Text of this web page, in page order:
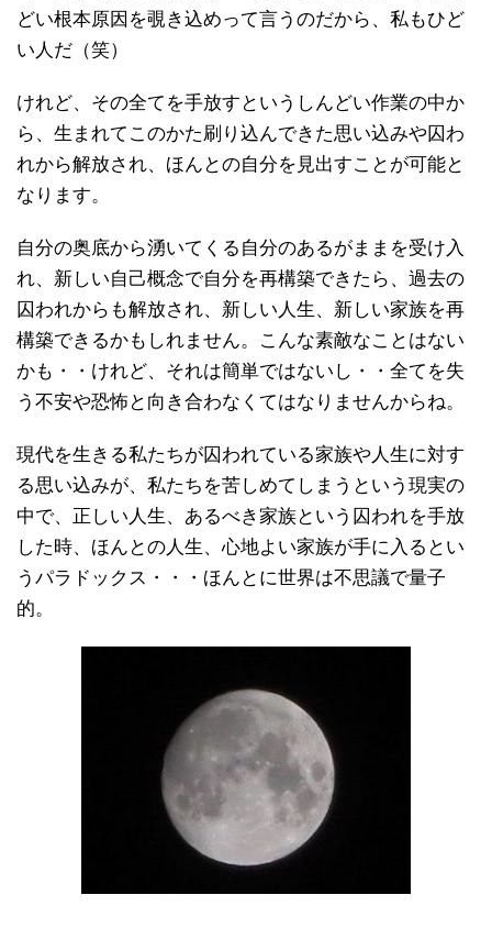
どい根本原因を覗き込めって言うのだから、私もひど
い人だ（笑）
けれど、その全てを手放すというしんどい作業の中か
ら、生まれてこのかた刷り込んできた思い込みや囚わ
れから解放され、ほんとの自分を見出すことが可能と
なります。
自分の奥底から湧いてくる自分のあるがままを受け入
れ、新しい自己概念で自分を再構築できたら、過去の
囚われからも解放され、新しい人生、新しい家族を再
構築できるかもしれません。こんな素敵なことはない
かも・・けれど、それは簡単ではないし・・全てを失
う不安や恐怖と向き合わなくてはなりませんからね。
現代を生きる私たちが囚われている家族や人生に対す
る思い込みが、私たちを苦しめてしまうという現実の
中で、正しい人生、あるべき家族という囚われを手放
した時、ほんとの人生、心地よい家族が手に入るとい
うパラドックス・・・ほんとに世界は不思議で量子
的。